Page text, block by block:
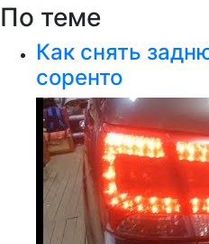
По теме
Как снять
соренто